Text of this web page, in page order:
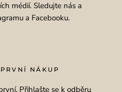
médií. Sledujte nás a
a Facebooku.
NÁKUP
Přihlašte se k odběru